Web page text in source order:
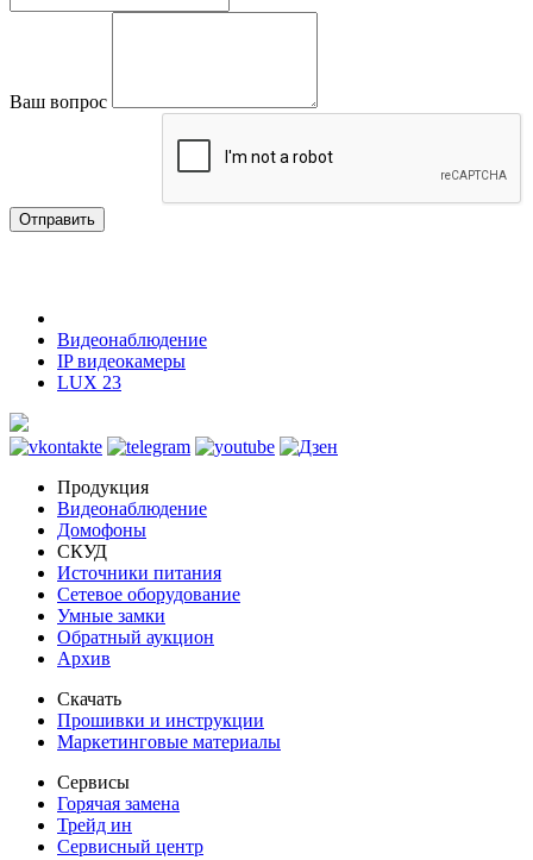
Ваш вопрос
Отправить
Видеонаблюдение
IP видеокамеры
LUX 23
Продукция
Видеонаблюдение
Домофоны
СКУД
Источники питания
Сетевое оборудование
Умные замки
Обратный аукцион
Архив
Скачать
Прошивки и инструкции
Маркетинговые материалы
Сервисы
Горячая замена
Трейд ин
Сервисный центр